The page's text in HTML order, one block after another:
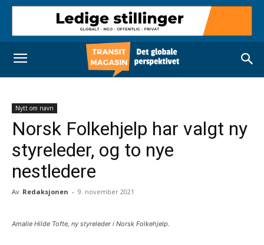
Nytt om navn
Norsk Folkehjelp har valgt ny
styreleder, og to nye
nestledere
Av Redaksjonen - 9. november 2021
Amalie Hilde Tofte, ny styreleder i Norsk Folkehjelp.